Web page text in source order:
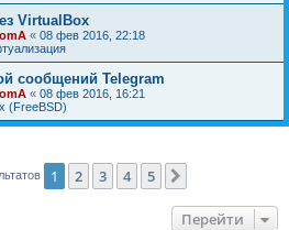
VirtualBox
« 08 фев 2016, 22:18
сообщений Telegram
« 08 фев 2016, 16:21
(FreeBSD)
1 2 3 4 5
Перейти